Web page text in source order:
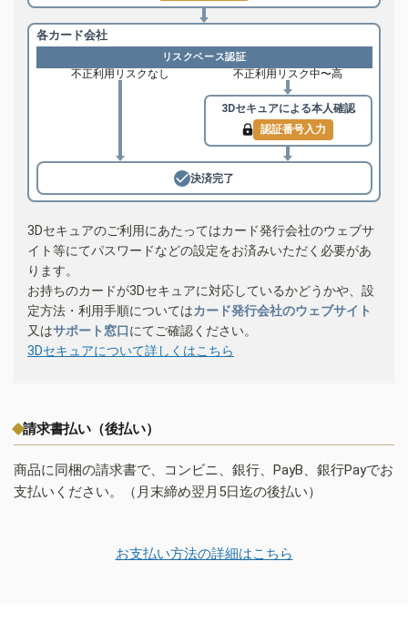
各カード会社
リスクベース認証
不正利用リスクなし 不正利用リスク中〜高
3Dセキュアによる本人確認
認証番号入力
決済完了
3Dセキュアのご利用にあたってはカード発行会社のウェブサ
イト等にてパスワードなどの設定をお済みいただく必要があ
ります。
お持ちのカードが3Dセキュアに対応しているかどうかや、設
定方法・利用手順についてはカード発行会社のウェブサイト
又はサポート窓口にてご確認ください。
3Dセキュアについて詳しくはこちら
請求書払い（後払い）
商品に同梱の請求書で、コンビニ、銀行、PayB、銀行Payでお
支払いください。（月末締め翌月5日迄の後払い）
お支払い方法の詳細はこちら